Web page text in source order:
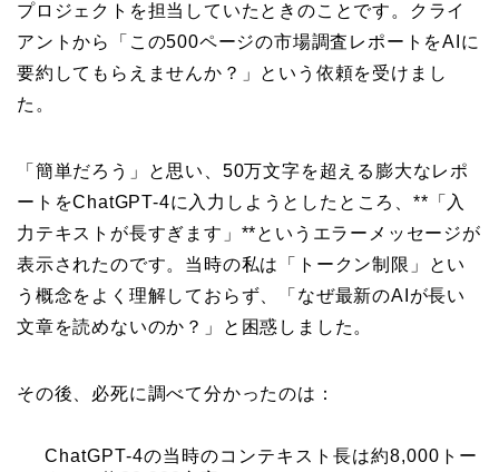
プロジェクトを担当していたときのことです。クライ
アントから「この500ページの市場調査レポートをAIに
要約してもらえませんか？」という依頼を受けまし
た。
「簡単だろう」と思い、50万文字を超える膨大なレポ
ートをChatGPT-4に入力しようとしたところ、**「入
力テキストが長すぎます」**というエラーメッセージが
表示されたのです。当時の私は「トークン制限」とい
う概念をよく理解しておらず、「なぜ最新のAIが長い
文章を読めないのか？」と困惑しました。
その後、必死に調べて分かったのは：
ChatGPT-4の当時のコンテキスト長は約8,000トー